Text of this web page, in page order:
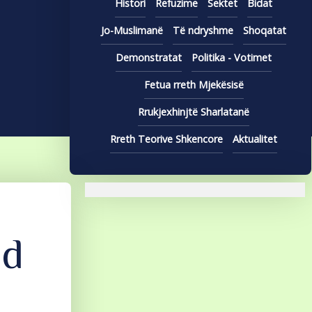
Histori Refuzime Sektet Bidat
Jo-Muslimanë Të ndryshme Shoqatat
Demonstratat Politika - Votimet
Fetua rreth Mjekësisë
Rrukjexhinjtë Sharlatanë
Rreth Teorive Shkencore Aktualitet